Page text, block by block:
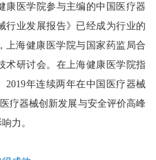
康医学院参与主编的中国医疗器
行业发展报告》已经成为行业的
上海健康医学院与国家药监局合
术研讨会。在上海健康医学院指
2019年连续两年在中国医疗器械
疗器械创新发展与安全评价高峰
力。